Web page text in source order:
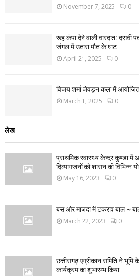
November 7, 2025 0
रूह कंपा देने वाली वारदात: दसवीं
जंगल में उतारा मौत के घाट
April 21, 2025 0
विजय शर्मा जेवड़न कला में
March 1, 2025 0
लेख
प्राथमिक स्वास्थ्य केन्द्र कुण्डा में
दिव्यागजनों को शासन की विभिन्न
May 16, 2023 0
बस और माजदा में टकराव बाल ~
March 22, 2023 0
छत्तीसगढ़ एग्रीकान समिति ने भूमि
कार्यक्रम का शुभारम्भ किया